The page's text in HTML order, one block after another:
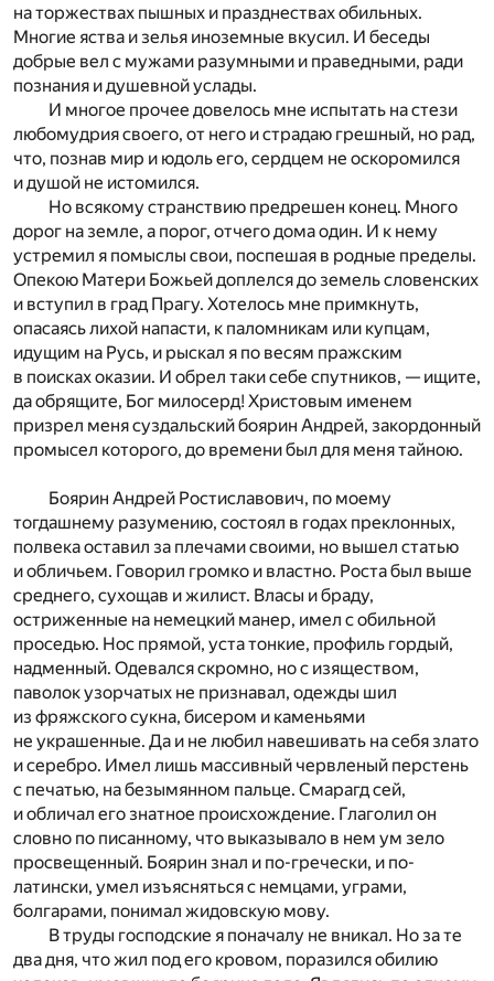
на торжествах пышных и празднествах обильных.
Многие яства и зелья иноземные вкусил. И беседы
добрые вел с мужами разумными и праведными, ради
познания и душевной услады.
И многое прочее довелось мне испытать на стези
любомудрия своего, от него и страдаю грешный, но рад,
что, познав мир и юдоль его, сердцем не оскоромился
и душой не истомился.
Но всякому странствию предрешен конец. Много
дорог на земле, а порог, отчего дома один. И к нему
устремил я помыслы свои, поспешая в родные пределы.
Опекою Матери Божьей доплелся до земель словенских
и вступил в град Прагу. Хотелось мне примкнуть,
опасаясь лихой напасти, к паломникам или купцам,
идущим на Русь, и рыскал я по весям пражским
в поисках оказии. И обрел таки себе спутников, — ищите,
да обрящите, Бог милосерд! Христовым именем
призрел меня суздальский боярин Андрей, закордонный
промысел которого, до времени был для меня тайною.
Боярин Андрей Ростиславович, по моему
тогдашнему разумению, состоял в годах преклонных,
полвека оставил за плечами своими, но вышел статью
и обличьем. Говорил громко и властно. Роста был выше
среднего, сухощав и жилист. Власы и браду,
остриженные на немецкий манер, имел с обильной
проседью. Нос прямой, уста тонкие, профиль гордый,
надменный. Одевался скромно, но с изяществом,
паволок узорчатых не признавал, одежды шил
из фряжского сукна, бисером и каменьями
не украшенные. Да и не любил навешивать на себя злато
и серебро. Имел лишь массивный червленый перстень
с печатью, на безымянном пальце. Смарагд сей,
и обличал его знатное происхождение. Глаголил он
словно по писанному, что выказывало в нем ум зело
просвещенный. Боярин знал и по-гречески, и по-
латински, умел изъясняться с немцами, уграми,
болгарами, понимал жидовскую мову.
В труды господские я поначалу не вникал. Но за те
два дня, что жил под его кровом, поразился обилию